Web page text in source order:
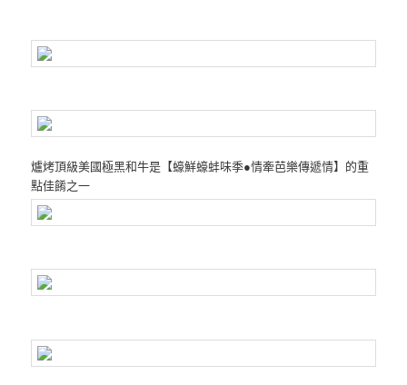
爐烤頂級美國極黑和牛是【蠔鮮蠔蚌味季●情牽芭樂傳遞情】的重
點佳餚之一